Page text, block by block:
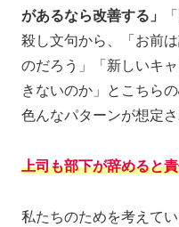
があるなら改善する」
殺し文句から、「お前
のだろう」「新しいキ
きないのか」とこちら
色んなパターンが想定さ
上司も部下が辞めると
私たちのためを考えて